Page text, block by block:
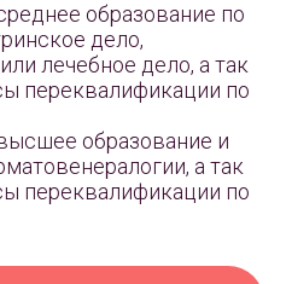
Базовый
для быстрого входа в
получите практические
старта карьеры.
образование по
дело,
лечебное дело, а так
переквалификации по
образование и
а так
переквалификации по